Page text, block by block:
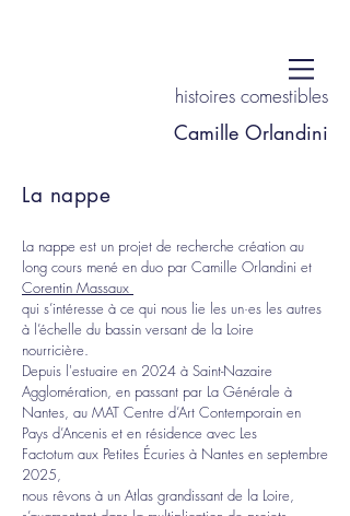
histoires comestibles
Camille Orlandini
La nappe
La nappe est un projet de recherche création au
long cours mené en duo par Camille Orlandini et
Corentin Massaux
qui s’intéresse à ce qui nous lie les un·es les autres
à l’échelle du bassin versant de la Loire
nourricière.
Depuis l'estuaire en 2024 à Saint-Nazaire
Agglomération, en passant par La Générale à
Nantes, au MAT Centre d’Art Contemporain en
Pays d’Ancenis et en résidence avec Les
Factotum aux Petites Écuries à Nantes en septembre
2025,
nous rêvons à un Atlas grandissant de la Loire,